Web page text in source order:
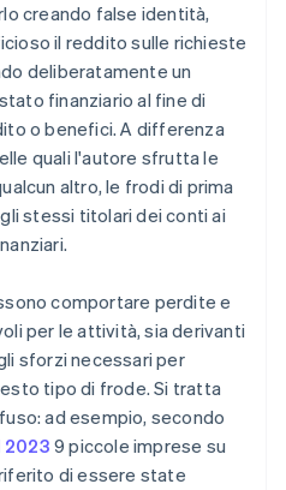
creando false identità,
il reddito sulle richieste
deliberatamente un
finanziario al fine di
o benefici. A differenza
quali l'autore sfrutta le
altro, le frodi di prima
stessi titolari dei conti ai
comportare perdite e
per le attività, sia derivanti
sforzi necessari per
tipo di frode. Si tratta
ad esempio, secondo
2023 9 piccole imprese su
di essere state